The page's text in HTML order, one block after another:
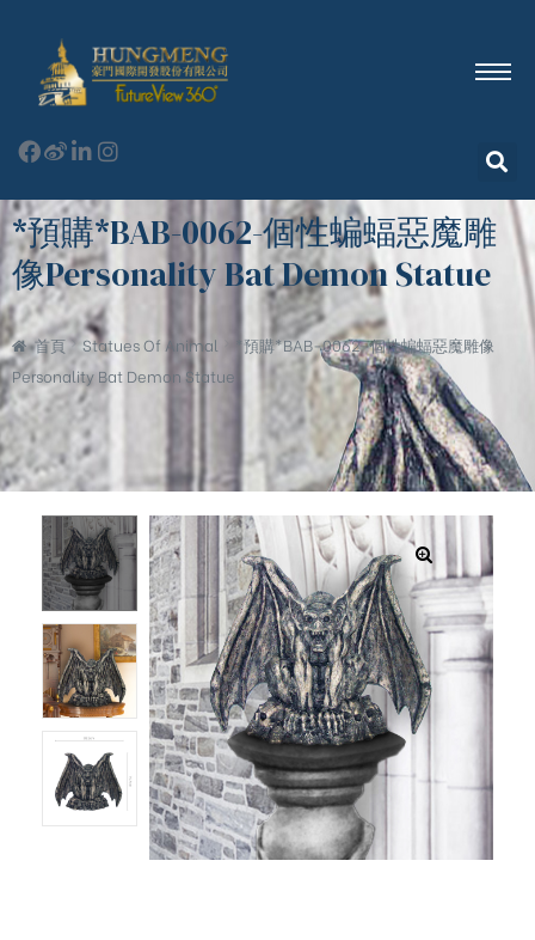
*預購*BAB-0062-個性蝙蝠惡魔雕
像Personality Bat Demon Statue
首頁 Statues Of Animal
*預購*BAB-0062-個性蝙蝠惡魔雕像
Personality Bat Demon Statue